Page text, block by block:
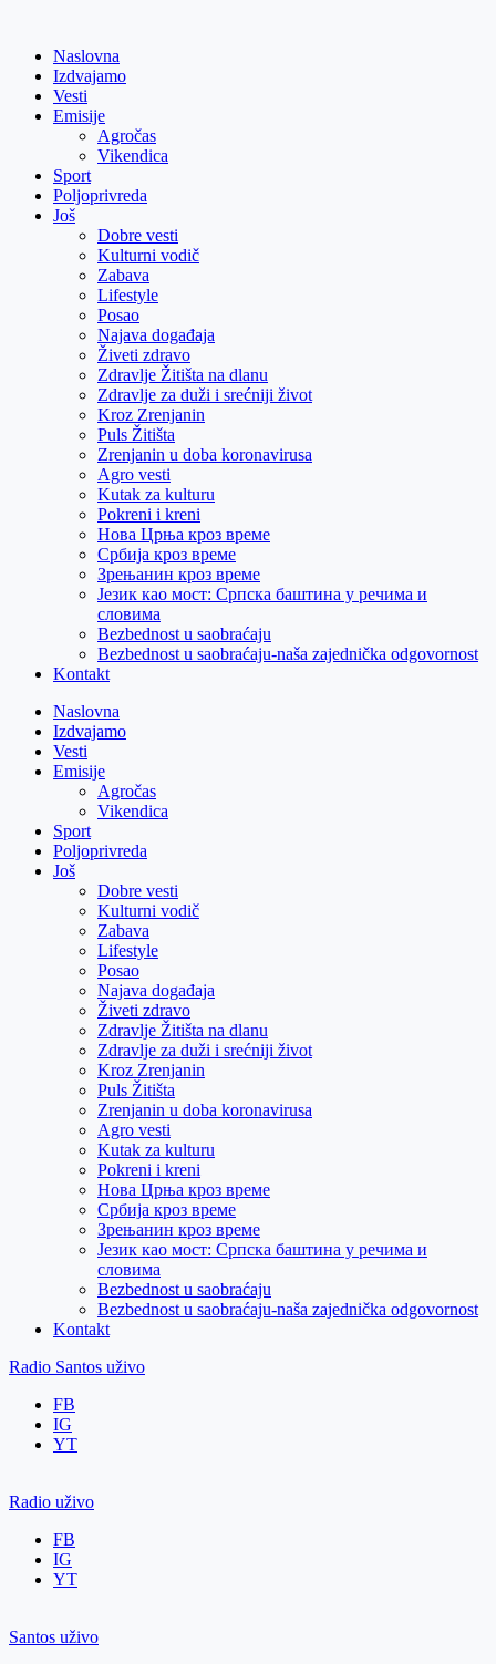
contentNaslovna
Izdvajamo
Vesti
Emisije
Agročas
Vikendica
Sport
Poljoprivreda
Još
Dobre vesti
Kulturni vodič
Zabava
Lifestyle
Posao
Najava događaja
Živeti zdravo
Zdravlje Žitišta na dlanu
Zdravlje za duži i srećniji život
Kroz Zrenjanin
Puls Žitišta
Zrenjanin u doba koronavirusa
Agro vesti
Kutak za kulturu
Pokreni i kreni
Нова Црња кроз време
Србија кроз време
Зрењанин кроз време
Језик као мост: Српска баштина у речима и
словима
Bezbednost u saobraćaju
Bezbednost u saobraćaju-naša zajednička odgovornost
Kontakt
Naslovna
Izdvajamo
Vesti
Emisije
Agročas
Vikendica
Sport
Poljoprivreda
Još
Dobre vesti
Kulturni vodič
Zabava
Lifestyle
Posao
Najava događaja
Živeti zdravo
Zdravlje Žitišta na dlanu
Zdravlje za duži i srećniji život
Kroz Zrenjanin
Puls Žitišta
Zrenjanin u doba koronavirusa
Agro vesti
Kutak za kulturu
Pokreni i kreni
Нова Црња кроз време
Србија кроз време
Зрењанин кроз време
Језик као мост: Српска баштина у речима и
словима
Bezbednost u saobraćaju
Bezbednost u saobraćaju-naša zajednička odgovornost
Kontakt
Radio Santos uživo
FB
IG
YT
Radio uživo
FB
IG
YT
Santos uživo